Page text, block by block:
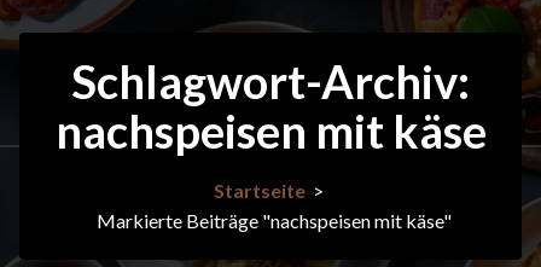
Schlagwort-Archiv:
nachspeisen mit käse
Startseite >
Markierte Beiträge "nachspeisen mit käse"